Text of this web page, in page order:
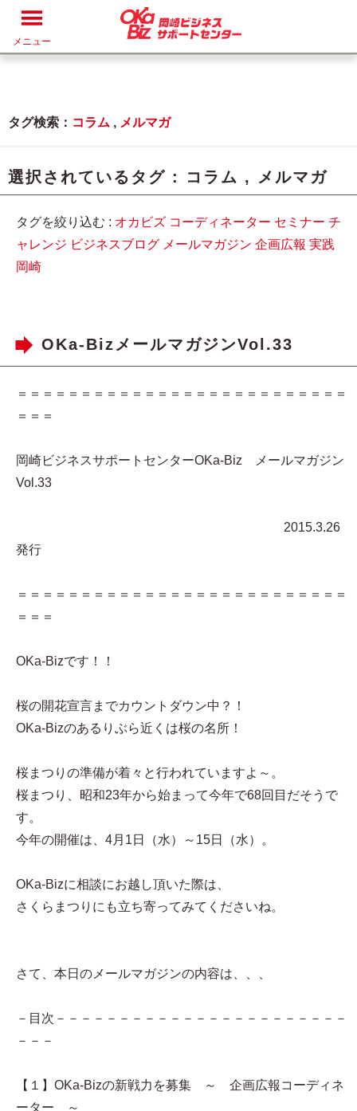
メニュー
タグ検索： コラム , メルマガ
選択されているタグ : コラム , メルマガ
タグを絞り込む : オカビズ コーディネーター セミナー チ
ャレンジ ビジネスブログ メールマガジン 企画広報 実践
岡崎
OKa-BizメールマガジンVol.33
＝＝＝＝＝＝＝＝＝＝＝＝＝＝＝＝＝＝＝＝＝＝＝＝＝＝
＝＝＝
岡崎ビジネスサポートセンターOKa-Biz メールマガジン
Vol.33
2015.3.26
発行
＝＝＝＝＝＝＝＝＝＝＝＝＝＝＝＝＝＝＝＝＝＝＝＝＝＝
＝＝＝
OKa-Bizです！！
桜の開花宣言までカウントダウン中？！
OKa-Bizのあるりぶら近くは桜の名所！
桜まつりの準備が着々と行われていますよ～。
桜まつり、昭和23年から始まって今年で68回目だそうで
す。
今年の開催は、4月1日（水）～15日（水）。
OKa-Bizに相談にお越し頂いた際は、
さくらまつりにも立ち寄ってみてくださいね。
さて、本日のメールマガジンの内容は、、、
－目次－－－－－－－－－－－－－－－－－－－－－－－
－－－
【１】OKa-Bizの新戦力を募集 ～ 企画広報コーディネ
ーター ～